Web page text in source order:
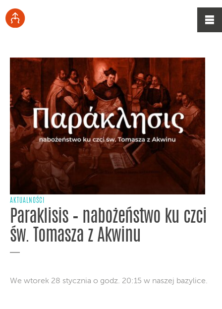
AKTUALNOŚCI
Paraklisis – nabożeństwo ku czci
św. Tomasza z Akwinu
We wtorek 28 stycznia o godz. 20:15 w naszej bazylice.